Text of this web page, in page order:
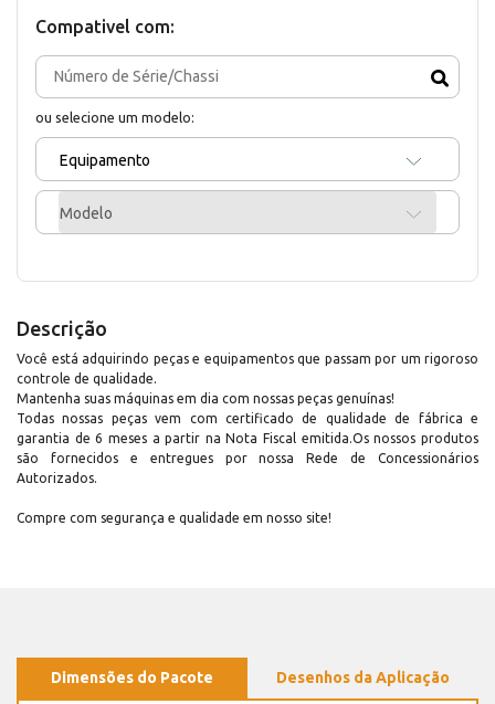
Compativel com:
ou selecione um modelo:
Equipamento
Modelo
Descrição
Você está adquirindo peças e equipamentos que passam por um rigoroso
controle de qualidade.
Mantenha suas máquinas em dia com nossas peças genuínas!
Todas nossas peças vem com certificado de qualidade de fábrica e
garantia de 6 meses a partir na Nota Fiscal emitida.Os nossos produtos
são fornecidos e entregues por nossa Rede de Concessionários
Autorizados.
Compre com segurança e qualidade em nosso site!
Dimensões do Pacote Desenhos da Aplicação